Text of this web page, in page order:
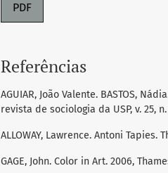
PDF
Referências
AGUIAR, João Valente. BASTOS,
revista de sociologia da USP, v. 25, n.
ALLOWAY, Lawrence. Antoni Tapies.
GAGE, John. Color in Art. 2006,